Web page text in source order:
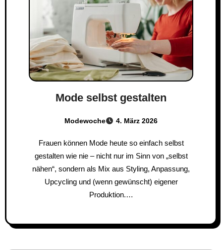
Mode selbst gestalten
Modewoche 4. März 2026
Frauen können Mode heute so einfach selbst
gestalten wie nie – nicht nur im Sinn von „selbst
nähen“, sondern als Mix aus Styling, Anpassung,
Upcycling und (wenn gewünscht) eigener
Produktion.…